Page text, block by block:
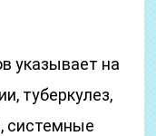
указывает на
туберкулез,
системные